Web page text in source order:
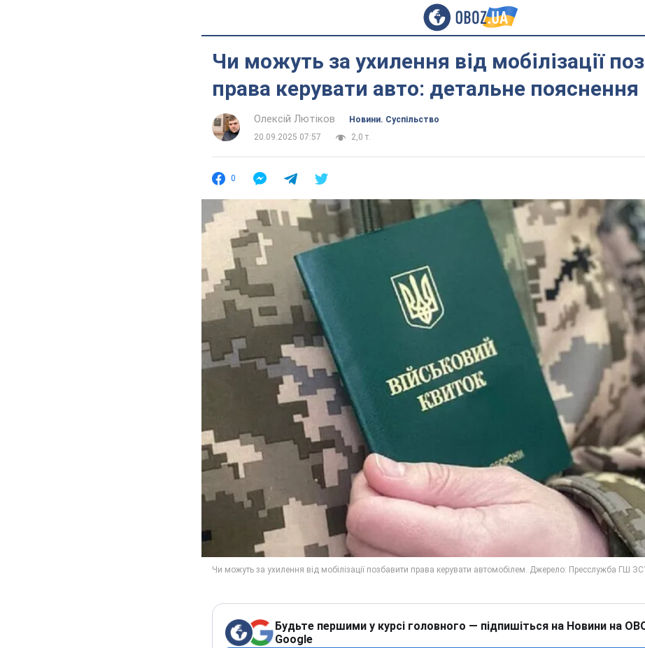
Чи можуть за ухилення від мобілізації
права керувати авто: детальне пояснення
Олексій Лютіков
Новини. Суспільство
20.09.2025 07:57
2,0 т.
0
Будьте першими у курсі головного — підпишіться на Новини на
Google